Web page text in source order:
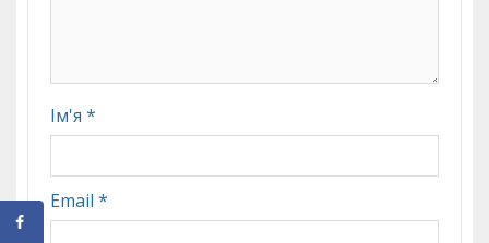
Ім'я *
Email *